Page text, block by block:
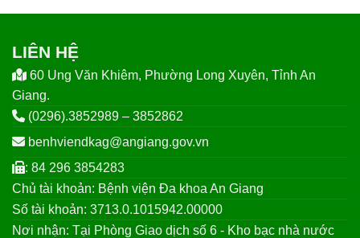
LIÊN HỆ
60 Ung Văn Khiêm, Phường Long Xuyên, Tỉnh An
Giang.
(0296).3852989 – 3852862
benhviendkag@angiang.gov.vn
: 84 296 3854283
Chủ tài khoản: Bệnh viện Đa khoa An Giang
Số tài khoản: 3713.0.1015942.00000
Nơi nhận: Tại Phòng Giao dịch số 6 - Kho bạc nhà nước